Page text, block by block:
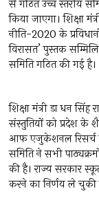
से गठित उच्च स्तरीय
किया जाएगा। शिक्षा
नीति-2020 के
विरासत’ पुस्तक
समिति गठित की गई है।
शिक्षा मंत्री डा धन
संस्तुतियों को प्रदेश के
आफ एजुकेशनल रिसर्च
समिति ने सभी
की है। राज्य सरकार
करने का निर्णय ले चुकी